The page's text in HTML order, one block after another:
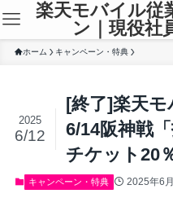
楽天モバイル従
ン｜現役社
ホーム キャンペーン・特典
[終了]楽天モ
6/14阪神戦
チケット20
2025
6/12
キャンペーン・特典 2025年6